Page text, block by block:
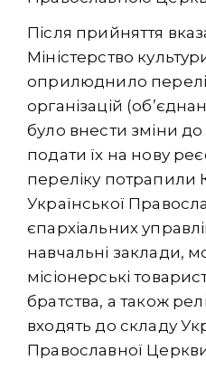
Після прийняття
Міністерство
оприлюднило
організацій
було внести зміни до
подати їх на нову
переліку потрапили
Української
єпархіальних
навчальні заклади,
місіонерські
братства, а також
входять до складу
Православної